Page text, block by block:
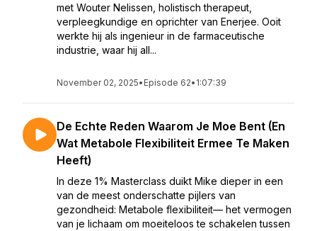
met Wouter Nelissen, holistisch therapeut,
verpleegkundige en oprichter van Enerjee. Ooit
werkte hij als ingenieur in de farmaceutische
industrie, waar hij all...
November 02, 2025• Episode 62• 1:07:39
De Echte Reden Waarom Je Moe Bent (En
Wat Metabole Flexibiliteit Ermee Te Maken
Heeft)
In deze 1% Masterclass duikt Mike dieper in een
van de meest onderschatte pijlers van
gezondheid: Metabole flexibiliteit— het vermogen
van je lichaam om moeiteloos te schakelen tussen